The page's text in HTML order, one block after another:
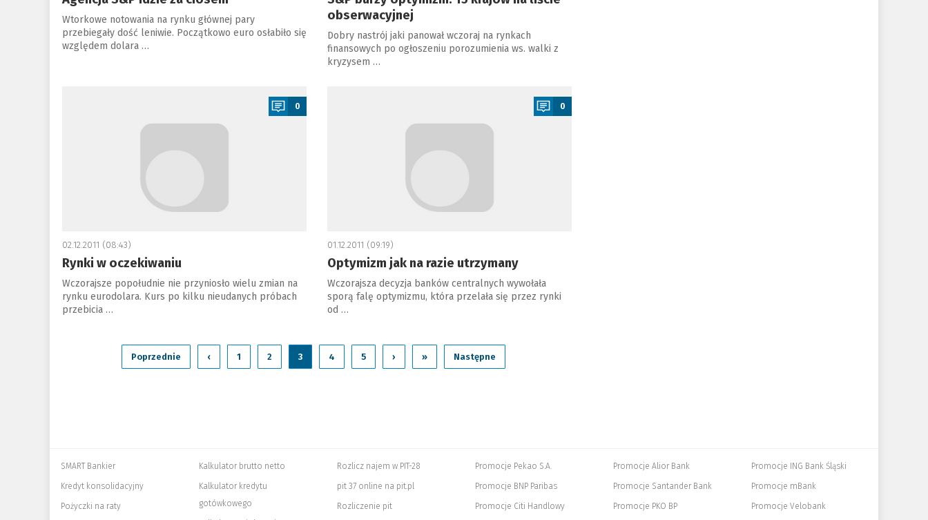
Wtorkowe notowania na rynku głównej pary
przebiegały dość leniwie. Początkowo euro osłabiło się
względem dolara …
obserwacyjnej
Dobry nastrój jaki panował wczoraj na rynkach
finansowych po ogłoszeniu porozumienia ws. walki z
kryzysem …
0
02.12.2011 (08:43)
Rynki w oczekiwaniu
Wczorajsze popołudnie nie przyniosło wielu zmian na
rynku eurodolara. Kurs po kilku nieudanych próbach
przebicia …
0
01.12.2011 (09:19)
Optymizm jak na razie utrzymany
Wczorajsza decyzja banków centralnych wywołała
sporą falę optymizmu, która przelała się przez rynki
od …
Poprzednie ‹ 1 2 3 4 5 › » Następne
SMART Bankier
Kredyt konsolidacyjny
Pożyczki na raty
Kalkulator brutto netto
Kalkulator kredytu
gotówkowego
Rozlicz najem w PIT-28
pit 37 online na pit.pl
Rozliczenie pit
Promocje Pekao S.A.
Promocje BNP Paribas
Promocje Citi Handlowy
Promocje Alior Bank
Promocje Santander Bank
Promocje PKO BP
Promocje ING Bank Śląski
Promocje mBank
Promocje Velobank